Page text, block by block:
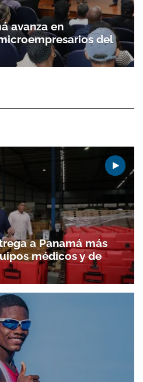
avanza en
del
a Panamá más
médicos y de